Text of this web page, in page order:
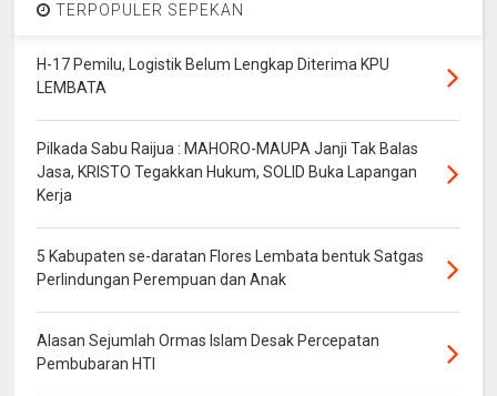
TERPOPULER SEPEKAN
H-17 Pemilu, Logistik Belum Lengkap Diterima KPU
LEMBATA
Pilkada Sabu Raijua : MAHORO-MAUPA Janji Tak Balas
Jasa, KRISTO Tegakkan Hukum, SOLID Buka Lapangan
Kerja
5 Kabupaten se-daratan Flores Lembata bentuk Satgas
Perlindungan Perempuan dan Anak
Alasan Sejumlah Ormas Islam Desak Percepatan
Pembubaran HTI